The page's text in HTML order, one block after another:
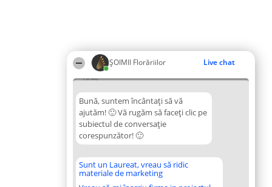
ȘOIMII Florăriilor Live chat
16:48
Bună, suntem încântați să vă
ajutăm! 🙂 Vă rugăm să faceți clic pe
subiectul de conversație
corespunzător! 🙂
Sunt un Laureat, vreau să ridic
materiale de marketing